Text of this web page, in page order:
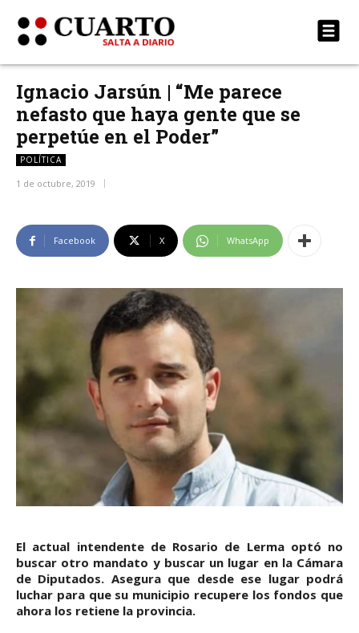
Ignacio Jarsún | “Me parece
nefasto que haya gente que se
perpetúe en el Poder”
POLÍTICA
1 de octubre, 2019
Facebook X WhatsApp
El actual intendente de Rosario de Lerma optó no
buscar otro mandato y buscar un lugar en la Cámara
de Diputados. Asegura que desde ese lugar podrá
luchar para que su municipio recupere los fondos que
ahora los retiene la provincia.